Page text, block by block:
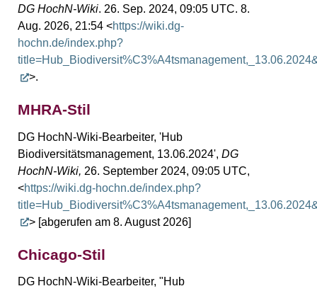
DG HochN-Wiki. 26. Sep. 2024, 09:05 UTC. 8.
Aug. 2026, 21:54 <https://wiki.dg-
hochn.de/index.php?
>.
MHRA-Stil
DG HochN-Wiki-Bearbeiter, 'Hub
Biodiversitätsmanagement, 13.06.2024', DG
HochN-Wiki, 26. September 2024, 09:05 UTC,
<https://wiki.dg-hochn.de/index.php?
> [abgerufen am 8. August 2026]
Chicago-Stil
DG HochN-Wiki-Bearbeiter, "Hub